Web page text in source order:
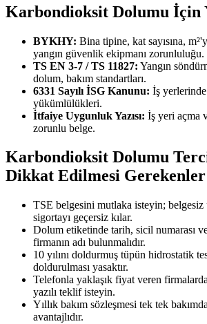
Karbondioksit Dolumu İçin
BYKHY: Bina tipine, kat sayısına,
yangın güvenlik ekipmanı zorunluluğu.
TS EN 3-7 / TS 11827: Yangın
dolum, bakım standartları.
6331 Sayılı İSG Kanunu: İş
yükümlülükleri.
İtfaiye Uygunluk Yazısı: İş yeri açma
zorunlu belge.
Karbondioksit Dolumu
Dikkat Edilmesi Gerekenler
TSE belgesini mutlaka isteyin;
sigortayı geçersiz kılar.
Dolum etiketinde tarih, sicil numarası
firmanın adı bulunmalıdır.
10 yılını doldurmuş tüpün hidrostatik
doldurulması yasaktır.
Telefonla yaklaşık fiyat veren
yazılı teklif isteyin.
Yıllık bakım sözleşmesi tek tek
avantajlıdır.